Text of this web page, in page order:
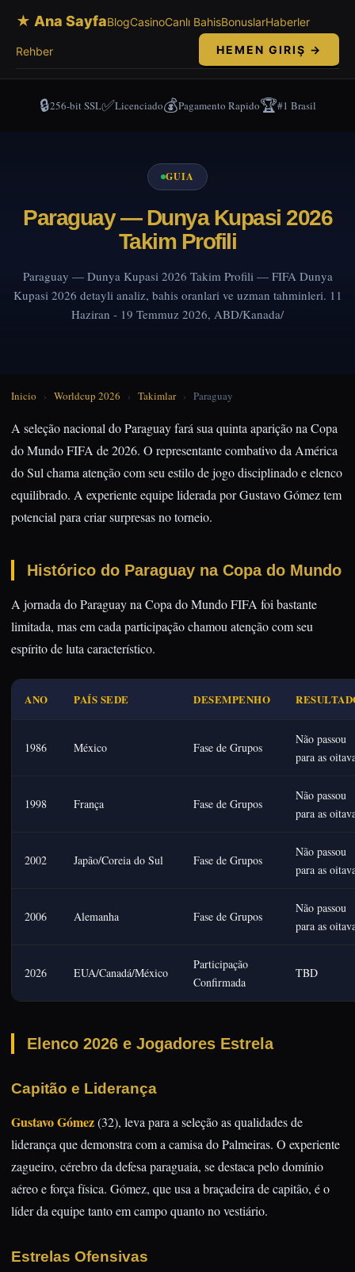
★ Ana SayfaBlogCasinoCanlı BahisBonuslarHaberler
Rehber HEMEN GIRIŞ →
🔒256-bit SSL✅Licenciado💰Pagamento Rapido🏆#1 Brasil
GUIA
Paraguay — Dunya Kupasi 2026
Takim Profili
Paraguay — Dunya Kupasi 2026 Takim Profili — FIFA Dunya
Kupasi 2026 detayli analiz, bahis oranlari ve uzman tahminleri. 11
Haziran - 19 Temmuz 2026, ABD/Kanada/
Inicio › Worldcup 2026 › Takimlar › Paraguay
A seleção nacional do Paraguay fará sua quinta aparição na Copa
do Mundo FIFA de 2026. O representante combativo da América
do Sul chama atenção com seu estilo de jogo disciplinado e elenco
equilibrado. A experiente equipe liderada por Gustavo Gómez tem
potencial para criar surpresas no torneio.
Histórico do Paraguay na Copa do Mundo
A jornada do Paraguay na Copa do Mundo FIFA foi bastante
limitada, mas em cada participação chamou atenção com seu
espírito de luta característico.
ANO PAÍS SEDE DESEMPENHO
1986 México Fase de Grupos
Não passou
para as
1998 França Fase de Grupos
Não passou
para as
2002 Japão/Coreia do Sul Fase de Grupos
Não passou
para as
2006 Alemanha Fase de Grupos
Não passou
para as
2026 EUA/Canadá/México
Participação
Confirmada
TBD
Elenco 2026 e Jogadores Estrela
Capitão e Liderança
Gustavo Gómez(32), leva para a seleção as qualidades de
liderança que demonstra com a camisa do Palmeiras. O experiente
zagueiro, cérebro da defesa paraguaia, se destaca pelo domínio
aéreo e força física. Gómez, que usa a braçadeira de capitão, é o
líder da equipe tanto em campo quanto no vestiário.
Estrelas Ofensivas